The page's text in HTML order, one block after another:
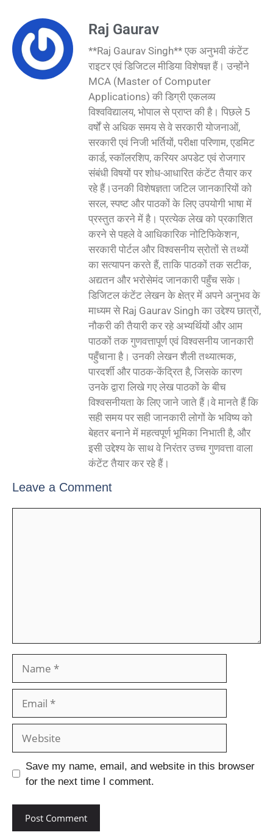
Raj Gaurav
**Raj Gaurav Singh** एक अनुभवी कंटेंट
राइटर एवं डिजिटल मीडिया विशेषज्ञ हैं। उन्होंने
MCA (Master of Computer
Applications) की डिग्री एकलव्य
विश्वविद्यालय, भोपाल से प्राप्त की है। पिछले 5
वर्षों से अधिक समय से वे सरकारी योजनाओं,
सरकारी एवं निजी भर्तियों, परीक्षा परिणाम, एडमिट
कार्ड, स्कॉलरशिप, करियर अपडेट एवं रोजगार
संबंधी विषयों पर शोध-आधारित कंटेंट तैयार कर
रहे हैं।उनकी विशेषज्ञता जटिल जानकारियों को
सरल, स्पष्ट और पाठकों के लिए उपयोगी भाषा में
प्रस्तुत करने में है। प्रत्येक लेख को प्रकाशित
करने से पहले वे आधिकारिक नोटिफिकेशन,
सरकारी पोर्टल और विश्वसनीय स्रोतों से तथ्यों
का सत्यापन करते हैं, ताकि पाठकों तक सटीक,
अद्यतन और भरोसेमंद जानकारी पहुँच सके।
डिजिटल कंटेंट लेखन के क्षेत्र में अपने अनुभव के
माध्यम से Raj Gaurav Singh का उद्देश्य छात्रों,
नौकरी की तैयारी कर रहे अभ्यर्थियों और आम
पाठकों तक गुणवत्तापूर्ण एवं विश्वसनीय जानकारी
पहुँचाना है। उनकी लेखन शैली तथ्यात्मक,
पारदर्शी और पाठक-केंद्रित है, जिसके कारण
उनके द्वारा लिखे गए लेख पाठकों के बीच
विश्वसनीयता के लिए जाने जाते हैं।वे मानते हैं कि
सही समय पर सही जानकारी लोगों के भविष्य को
बेहतर बनाने में महत्वपूर्ण भूमिका निभाती है, और
इसी उद्देश्य के साथ वे निरंतर उच्च गुणवत्ता वाला
कंटेंट तैयार कर रहे हैं।
Leave a Comment
Save my name, email, and website in this browser
for the next time I comment.